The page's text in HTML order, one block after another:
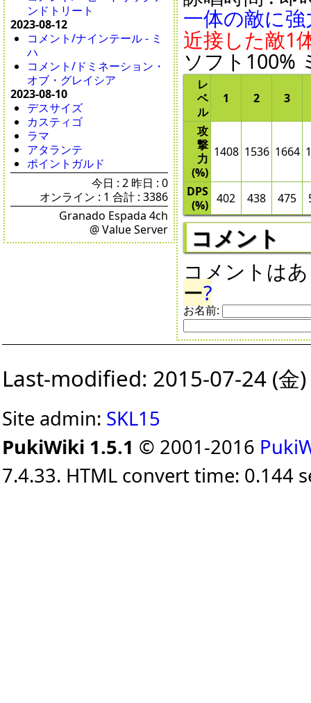
ンドトリート
2023-08-12
コメント/ナインテール - ミ
ハ
コメント/ドミネーション・
オブ・グレイシア
2023-08-10
デスサイズ
カスティゴ
ラマ
アタランテ
ポイントガルド
今日 : 2 昨日 : 0
オンライン : 1 合計 : 3386
Granado Espada 4ch
@ Value Server
一体の敵に
近接した敵1
ソフト100%
レ
ベ
ル
1 2 3
攻
撃
力
(%)
1408 1536 1664
DPS
(%) 402 438 475
コメント
コメントは
ー?
お名前:
Last-modified: 2015-07-24 (金
Site admin: SKL15
PukiWiki 1.5.1 © 2001-2016
7.4.33. HTML convert time: 0.144